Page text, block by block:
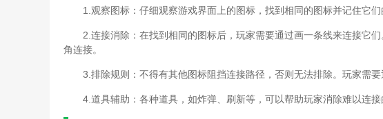
1.观察图标：仔细观察游戏界面上的图标，找到相同的图标并记住它们
2.连接消除：在找到相同的图标后，玩家需要通过画一条线来连接它
角连接。
3.排除规则：不得有其他图标阻挡连接路径，否则无法排除。玩家需
4.道具辅助：各种道具，如炸弹、刷新等，可以帮助玩家消除难以连